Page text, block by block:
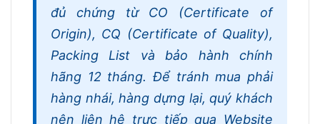
đủ chứng từ CO (Certificate of
Origin), CQ (Certificate of Quality),
Packing List và bảo hành chính
hãng 12 tháng. Để tránh mua phải
hàng nhái, hàng dựng lại, quý khách
nên liên hệ trực tiếp qua Website